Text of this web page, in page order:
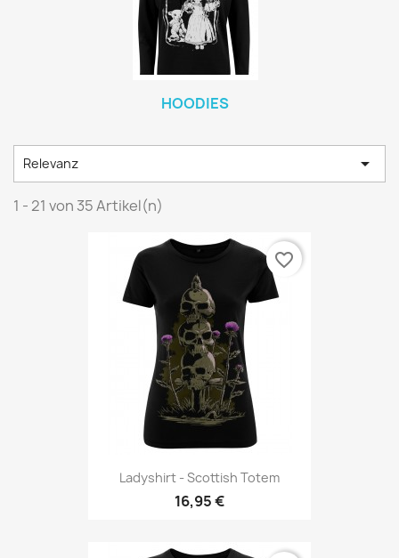
HOODIES
Relevanz 
1 - 21 von 35 Artikel(n)
Ladyshirt - Scottish Totem
16,95 €
favorite_border